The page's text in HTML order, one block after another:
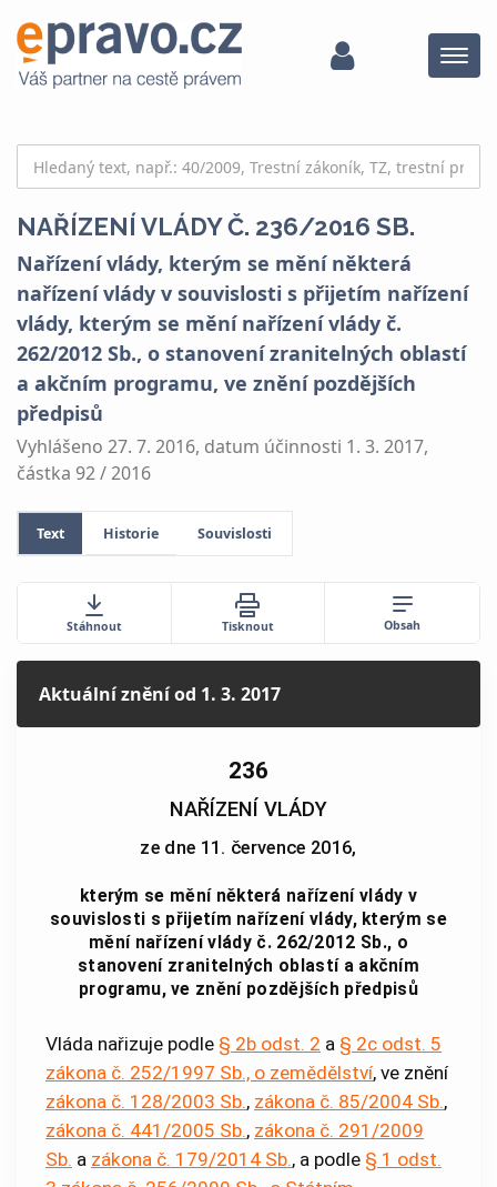
Menu
NAŘÍZENÍ VLÁDY Č. 236/2016 SB.
Nařízení vlády, kterým se mění některá
nařízení vlády v souvislosti s přijetím nařízení
vlády, kterým se mění nařízení vlády č.
262/2012 Sb., o stanovení zranitelných oblastí
a akčním programu, ve znění pozdějších
předpisů
Vyhlášeno 27. 7. 2016, datum účinnosti 1. 3. 2017,
částka 92 / 2016
Text Historie Souvislosti
Stáhnout Tisknout Obsah
Aktuální zněníod 1. 3. 2017
236
NAŘÍZENÍ VLÁDY
ze dne 11. července 2016,
kterým se mění některá nařízení vlády v
souvislosti s přijetím nařízení vlády, kterým se
mění nařízení vlády č. 262/2012 Sb., o
stanovení zranitelných oblastí a akčním
programu, ve znění pozdějších předpisů
Vláda nařizuje podle § 2b odst. 2 a § 2c odst. 5
zákona č. 252/1997 Sb., o zemědělství, ve znění
zákona č. 128/2003 Sb., zákona č. 85/2004 Sb.,
zákona č. 441/2005 Sb., zákona č. 291/2009
Sb. a zákona č. 179/2014 Sb., a podle § 1 odst.